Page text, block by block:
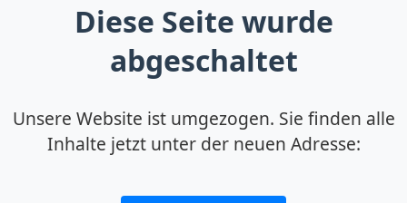
Diese Seite wurde
abgeschaltet
Unsere Website ist umgezogen. Sie finden alle
Inhalte jetzt unter der neuen Adresse: